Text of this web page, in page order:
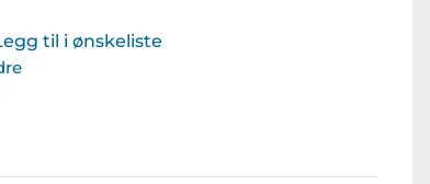
til i ønskeliste